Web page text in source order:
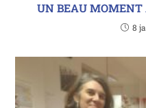
UN BEAU MOMENT
8